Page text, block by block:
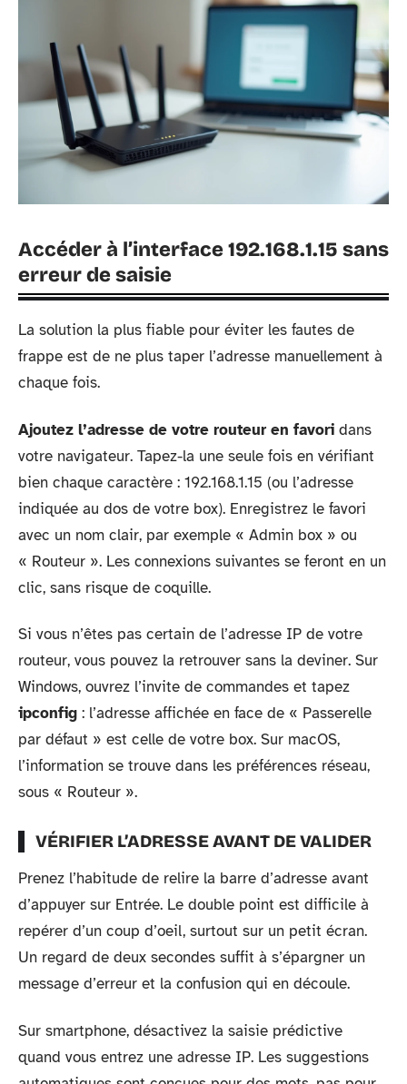
Accéder à l’interface 192.168.1.15 sans
erreur de saisie
La solution la plus fiable pour éviter les fautes de
frappe est de ne plus taper l’adresse manuellement à
chaque fois.
Ajoutez l’adresse de votre routeur en favori dans
votre navigateur. Tapez-la une seule fois en vérifiant
bien chaque caractère : 192.168.1.15 (ou l’adresse
indiquée au dos de votre box). Enregistrez le favori
avec un nom clair, par exemple « Admin box » ou
« Routeur ». Les connexions suivantes se feront en un
clic, sans risque de coquille.
Si vous n’êtes pas certain de l’adresse IP de votre
routeur, vous pouvez la retrouver sans la deviner. Sur
Windows, ouvrez l’invite de commandes et tapez
ipconfig : l’adresse affichée en face de « Passerelle
par défaut » est celle de votre box. Sur macOS,
l’information se trouve dans les préférences réseau,
sous « Routeur ».
VÉRIFIER L’ADRESSE AVANT DE VALIDER
Prenez l’habitude de relire la barre d’adresse avant
d’appuyer sur Entrée. Le double point est difficile à
repérer d’un coup d’oeil, surtout sur un petit écran.
Un regard de deux secondes suffit à s’épargner un
message d’erreur et la confusion qui en découle.
Sur smartphone, désactivez la saisie prédictive
quand vous entrez une adresse IP. Les suggestions